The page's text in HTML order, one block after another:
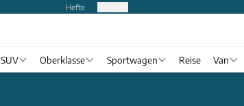
Hefte
SUV Oberklasse Sportwagen Reise Van